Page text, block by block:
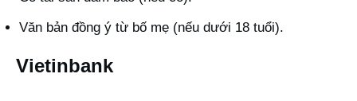
Văn bản đồng ý từ bố mẹ (nếu dưới 18 tuổi).
Vietinbank